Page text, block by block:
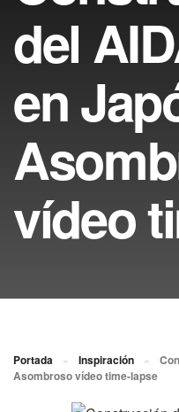
del
en
vídeo
Portada » Inspiración »
Asombroso vídeo time-lapse